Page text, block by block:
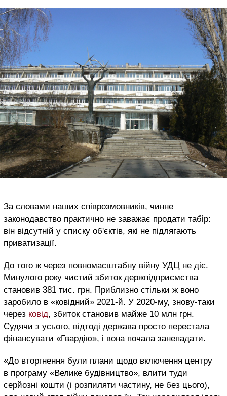
За словами наших співрозмовників, чинне
законодавство практично не заважає продати табір:
він відсутній у списку об'єктів, які не підлягають
приватизації.
До того ж через повномасштабну війну УДЦ не діє.
Минулого року чистий збиток держпідприємства
становив 381 тис. грн. Приблизно стільки ж воно
заробило в «ковідний» 2021-й. У 2020-му, знову-таки
через ковід, збиток становив майже 10 млн грн.
Судячи з усього, відтоді держава просто перестала
фінансувати «Гвардію», і вона почала занепадати.
«До вторгнення були плани щодо включення центру
в програму «Велике будівництво», влити туди
серйозні кошти (і розпиляти частину, не без цього),